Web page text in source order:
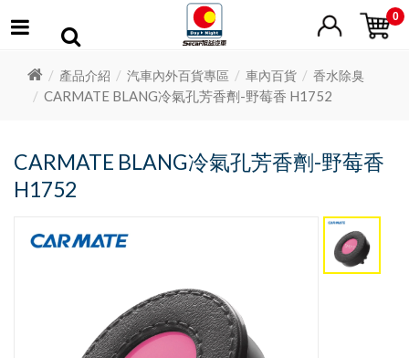
0
產品介紹 汽車內外百貨專區 車內百貨 香水除臭
CARMATE BLANG冷氣孔芳香劑-野莓香 H1752
CARMATE BLANG冷氣孔芳香劑-野莓香
H1752